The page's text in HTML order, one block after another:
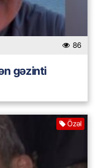
86
gəzinti
Özəl